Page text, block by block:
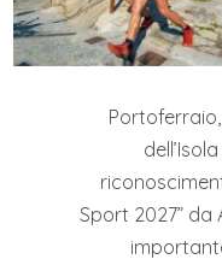
Sport 2027” da